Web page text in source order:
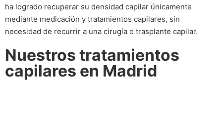
ha logrado recuperar su densidad capilar únicamente
mediante medicación y tratamientos capilares, sin
necesidad de recurrir a una cirugía o trasplante capilar.
Nuestros tratamientos
capilares en Madrid